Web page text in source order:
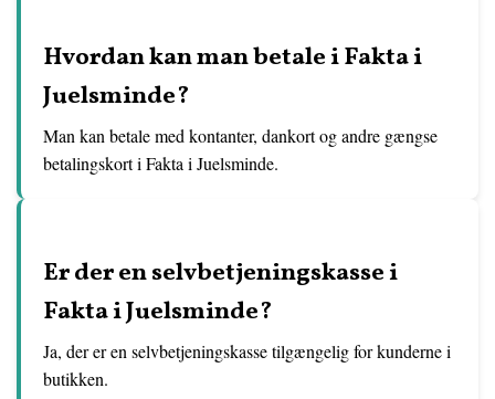
Hvordan kan man betale i Fakta i
Juelsminde?
Man kan betale med kontanter, dankort og andre gængse
betalingskort i Fakta i Juelsminde.
Er der en selvbetjeningskasse i
Fakta i Juelsminde?
Ja, der er en selvbetjeningskasse tilgængelig for kunderne i
butikken.